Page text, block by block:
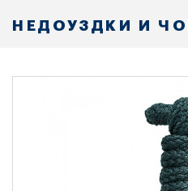
НЕДОУЗДКИ И